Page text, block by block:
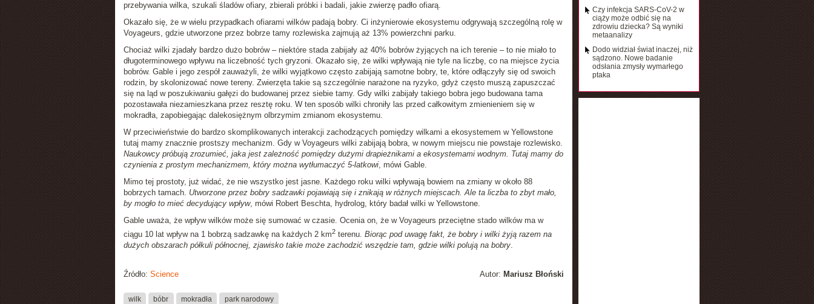
przebywania wilka, szukali śladów ofiary, zbierali próbki i badali, jakie zwierzę padło ofiarą.
Okazało się, że w wielu przypadkach ofiarami wilków padają bobry. Ci inżynierowie ekosystemu odgrywają szczególną rolę w
Voyageurs, gdzie utworzone przez bobrze tamy rozlewiska zajmują aż 13% powierzchni parku.
Chociaż wilki zjadały bardzo dużo bobrów – niektóre stada zabijały aż 40% bobrów żyjących na ich terenie – to nie miało to
długoterminowego wpływu na liczebność tych gryzoni. Okazało się, że wilki wpływają nie tyle na liczbę, co na miejsce życia
bobrów. Gable i jego zespół zauważyli, że wilki wyjątkowo często zabijają samotne bobry, te, które odłączyły się od swoich
rodzin, by skolonizować nowe tereny. Zwierzęta takie są szczególnie narażone na ryzyko, gdyż często muszą zapuszczać
się na ląd w poszukiwaniu gałęzi do budowanej przez siebie tamy. Gdy wilki zabijały takiego bobra jego budowana tama
pozostawała niezamieszkana przez resztę roku. W ten sposób wilki chroniły las przed całkowitym zmienieniem się w
mokradła, zapobiegając dalekosiężnym olbrzymim zmianom ekosystemu.
W przeciwieństwie do bardzo skomplikowanych interakcji zachodzących pomiędzy wilkami a ekosystemem w Yellowstone
tutaj mamy znacznie prostszy mechanizm. Gdy w Voyageurs wilki zabijają bobra, w nowym miejscu nie powstaje rozlewisko.
Naukowcy próbują zrozumieć, jaka jest zależność pomiędzy dużymi drapieżnikami a ekosystemami wodnym. Tutaj mamy do
czynienia z prostym mechanizmem, który można wytłumaczyć 5-latkowi, mówi Gable.
Mimo tej prostoty, już widać, że nie wszystko jest jasne. Każdego roku wilki wpływają bowiem na zmiany w około 88
bobrzych tamach. Utworzone przez bobry sadzawki pojawiają się i znikają w różnych miejscach. Ale ta liczba to zbyt mało,
by mogło to mieć decydujący wpływ, mówi Robert Beschta, hydrolog, który badał wilki w Yellowstone.
Gable uważa, że wpływ wilków może się sumować w czasie. Ocenia on, że w Voyageurs przeciętne stado wilków ma w
ciągu 10 lat wpływ na 1 bobrzą sadzawkę na każdych 2 km2terenu. Biorąc pod uwagę fakt, że bobry i wilki żyją razem na
dużych obszarach półkuli północnej, zjawisko takie może zachodzić wszędzie tam, gdzie wilki polują na bobry.
Autor: Mariusz Błoński
Źródło: Science
wilk bóbr mokradła park narodowy
Czy infekcja SARS-CoV-2 w
ciąży może odbić się na
zdrowiu dziecka? Są wyniki
metaanalizy
Dodo widział świat inaczej, niż
sądzono. Nowe badanie
odsłania zmysły wymarłego
ptaka